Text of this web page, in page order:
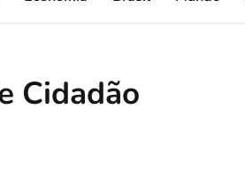
Cidadão